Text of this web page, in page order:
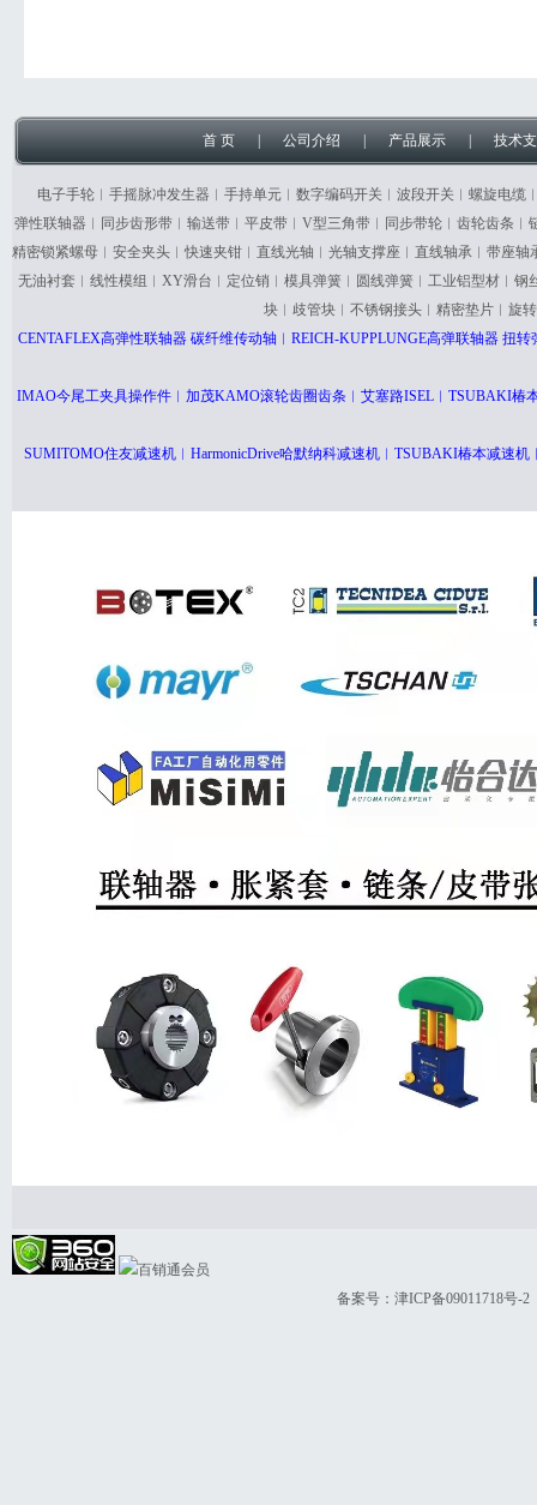
首 页 公司介绍 产品展示 技术
电子手轮︱手摇脉冲发生器︱手持单元︱数字编码开关︱波段开关︱螺旋电
弹性联轴器︱同步齿形带︱输送带︱平皮带︱V型三角带︱同步带轮︱齿轮齿条
精密锁紧螺母︱安全夹头︱快速夹钳︱直线光轴︱光轴支撑座︱直线轴承︱带座
无油衬套︱线性模组︱XY滑台︱定位销︱模具弹簧︱圆线弹簧︱工业铝型材︱
块︱歧管块︱不锈钢接头︱精密垫片︱旋
CENTAFLEX高弹性联轴器 碳纤维传动轴︱REICH-KUPPLUNGE高弹联轴器 扭
IMAO今尾工夹具操作件︱加茂KAMO滚轮齿圈齿条︱艾塞路ISEL︱TSUBAKI椿
SUMITOMO住友减速机︱HarmonicDrive哈默纳科减速机︱TSUBAKI椿本减速
备案号： 津ICP备09011718号-2